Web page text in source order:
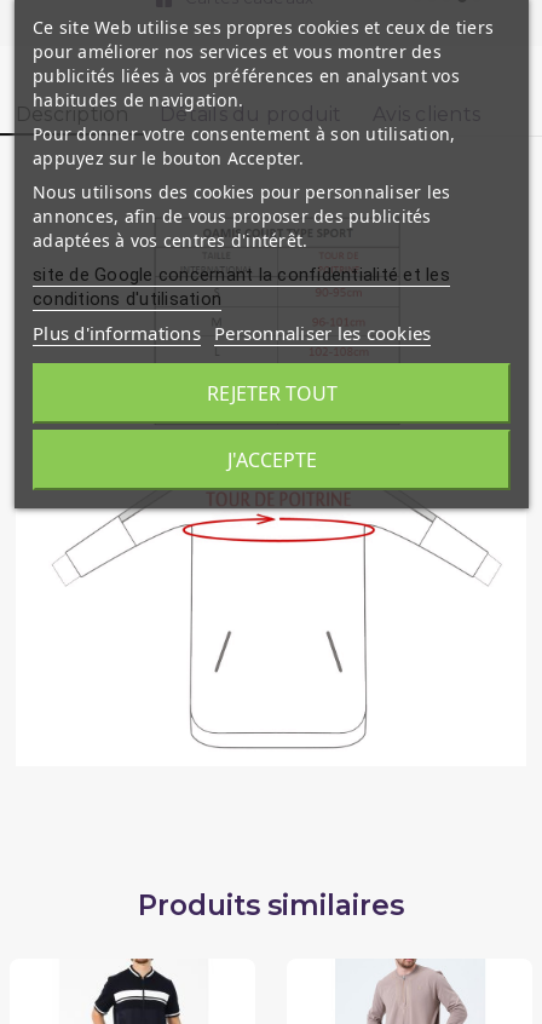
Description Détails du produit
Produits similaires
Ce site Web utilise ses propres cookies et ceux de tiers
pour améliorer nos services et vous montrer des
publicités liées à vos préférences en analysant vos
habitudes de navigation.
Pour donner votre consentement à son utilisation,
appuyez sur le bouton Accepter.
Nous utilisons des cookies pour personnaliser les
annonces, afin de vous proposer des publicités
adaptées à vos centres d'intérêt.
site de Google concernant la confidentialité et les
conditions d'utilisation
Plus d'informations Personnaliser les cookies
REJETER TOUT
J'ACCEPTE